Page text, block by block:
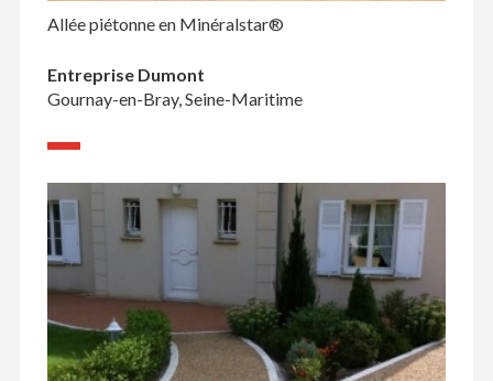
Allée piétonne en Minéralstar®
Entreprise Dumont
Gournay-en-Bray, Seine-Maritime